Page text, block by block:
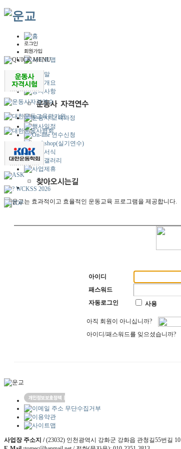
아이디
패스워드
자동로그인
사용
아직 회원이 아니십니까?
아이디/패스워드를 잊으셨습니까?
사업장 주소지 /(23032) 인천광역시 강화군 강화읍 관청길55번길 10